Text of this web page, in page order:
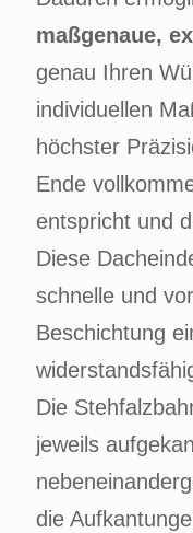
maßgenaue,
genau Ihren
individuellen
höchster
Ende
entspricht und
Diese
schnelle und
Beschichtung
Die
jeweils
die